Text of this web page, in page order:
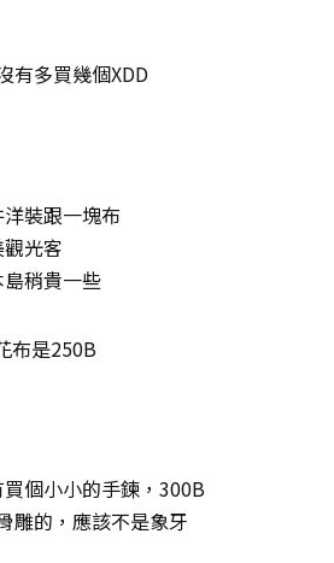
有多買幾個XDD
裝跟一塊布
光客
稍貴一些
布是250B
個小小的手鍊，300B
雕的，應該不是象牙